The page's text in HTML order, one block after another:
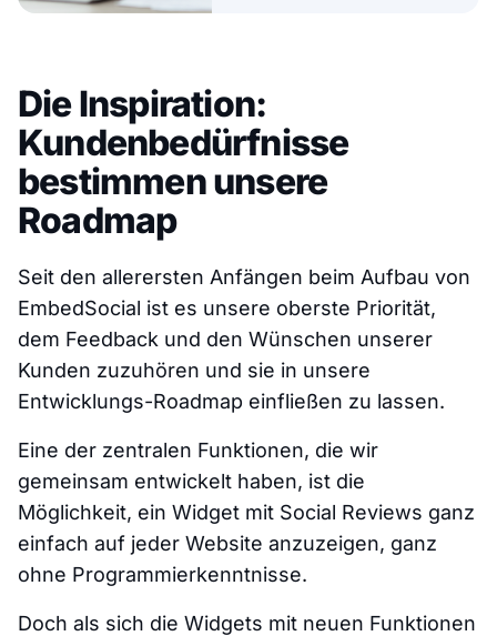
Die Inspiration:
Kundenbedürfnisse
bestimmen unsere
Roadmap
Seit den allerersten Anfängen beim Aufbau von
EmbedSocial ist es unsere oberste Priorität,
dem Feedback und den Wünschen unserer
Kunden zuzuhören und sie in unsere
Entwicklungs-Roadmap einfließen zu lassen.
Eine der zentralen Funktionen, die wir
gemeinsam entwickelt haben, ist die
Möglichkeit, ein Widget mit Social Reviews ganz
einfach auf jeder Website anzuzeigen, ganz
ohne Programmierkenntnisse.
Doch als sich die Widgets mit neuen Funktionen